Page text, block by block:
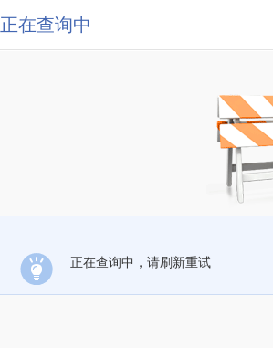
正在查询中
正在查询中，请刷新重试